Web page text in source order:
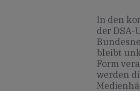
In den
der DSA-
bleibt
Form
werden